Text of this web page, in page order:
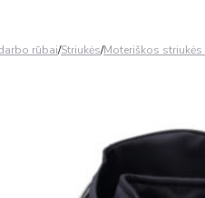
rūbai/Striukės/Moteriškos striukės